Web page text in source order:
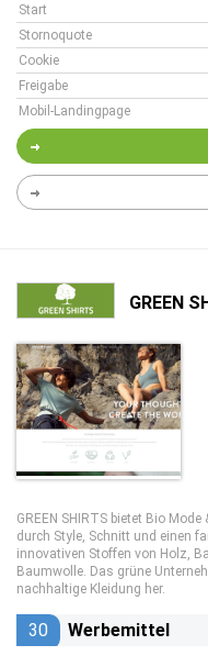
Start
Stornoquote
Cookie
Freigabe
Mobil-Landingpage
GREEN
GREEN SHIRTS bietet Bio
durch Style, Schnitt und einen
innovativen Stoffen von Holz,
Baumwolle. Das grüne
nachhaltige Kleidung her.
30 Werbemittel